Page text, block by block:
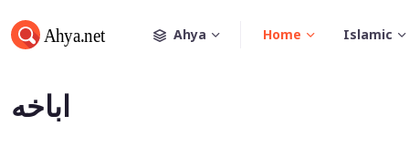
Ahya Home Islamic
اباخه